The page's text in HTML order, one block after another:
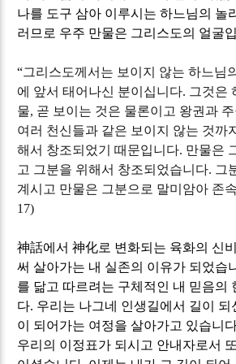
나를 도구 삼아 이루시는 하느님의 놀
러므로 우주 만물은 그리스도의 얼굴
“그리스도께서는 보이지 않는 하느님
에 앞서 태어나신 분이십니다. 그것은
물, 곧 보이는 것은 물론이고 왕권과
여러 천신들과 같은 보이지 않는 것까
해서 창조되었기 때문입니다. 만물은
고 그분을 위해서 창조되었습니다. 그
계시고 만물은 그분으로 말미암아 존
17)
神話에서神化로 변화되는 육화의 신
써 살아가는 내 실존의 이유가 되었습
를 닮고 따르려는 구체적인 내 믿음의
다. 우리는 나그네 인생길에서 길이 되
이 되어가는 여정을 살아가고 있습니
우리의 이정표가 되시고 안내자로서